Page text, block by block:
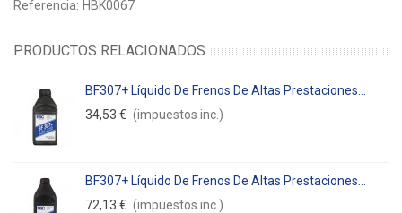
Referencia: HBK0067
PRODUCTOS RELACIONADOS
BF307+ Líquido De Frenos De Altas Prestaciones...
34,53 € (impuestos inc.)
BF307+ Líquido De Frenos De Altas Prestaciones...
72,13 € (impuestos inc.)